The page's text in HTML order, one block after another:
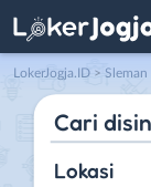
LokerJogja.ID > Sleman
Lokasi